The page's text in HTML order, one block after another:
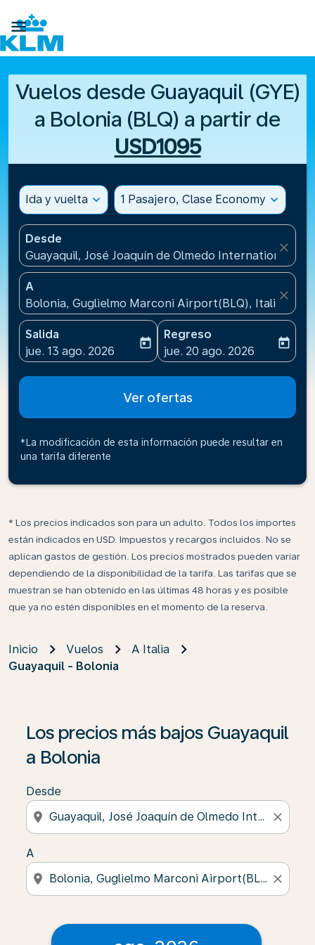

Vuelos desde Guayaquil (GYE)
a Bolonia (BLQ) a partir de
USD1095
Ida y vuelta expand_more 1 Pasajero, Clase Economy expand_more
Desde
Guayaquil, José Joaquín de Olmedo International
close
A
Bolonia, Guglielmo Marconi Airport(BLQ), Italia
close
Salida
fc-booking-departure-date-aria-label
jue. 13 ago. 2026
today
Regreso
fc-booking-return-date-
jue. 20 ago. 2026
today
Ver ofertas
*La modificación de esta información puede resultar en
una tarifa diferente
* Los precios indicados son para un adulto. Todos los importes
están indicados en USD. Impuestos y recargos incluidos. No se
aplican gastos de gestión. Los precios mostrados pueden variar
dependiendo de la disponibilidad de la tarifa. Las tarifas que se
muestran se han obtenido en las últimas 48 horas y es posible
que ya no estén disponibles en el momento de la reserva.
Inicio Vuelos
A Italia
Guayaquil - Bolonia
Los precios más bajos Guayaquil
a Bolonia
Desde
location_on close
A
location_on close